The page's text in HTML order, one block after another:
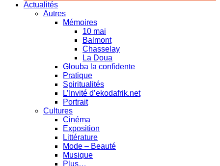
Actualités
Autres
Mémoires
10 mai
Balmont
Chasselay
La Doua
Glouba la confidente
Pratique
Spiritualités
L’Invité d’ekodafrik.net
Portrait
Cultures
Cinéma
Exposition
Littérature
Mode – Beauté
Musique
Plus…